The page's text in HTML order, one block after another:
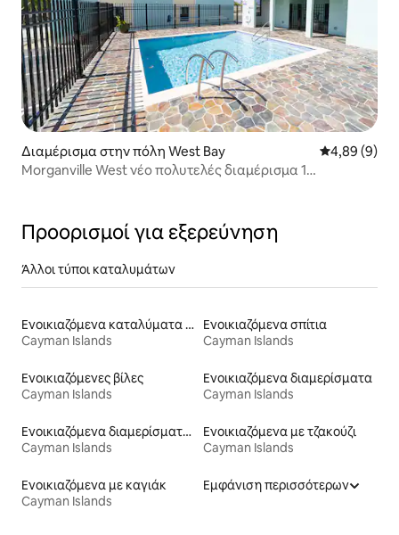
Διαμέρισμα στην πόλη West Bay Μέση
4,89 (9)
Morganville West νέο πολυτελές διαμέρισμα 1
Προορισμοί για εξερεύνηση
Άλλοι τύποι καταλυμάτων
Ενοικιαζόμενα καταλύματα με πισίνα
Cayman Islands
Ενοικιαζόμενα σπίτια
Cayman Islands
Ενοικιαζόμενες βίλες
Cayman Islands
Ενοικιαζόμενα διαμερίσματα
Cayman Islands
Ενοικιαζόμενα διαμερίσματα με υπηρεσίες εξυπηρέτησης
Cayman Islands
Ενοικιαζόμενα με τζακούζι
Cayman Islands
Ενοικιαζόμενα με καγιάκ
Cayman Islands
Εμφάνιση περισσότερων